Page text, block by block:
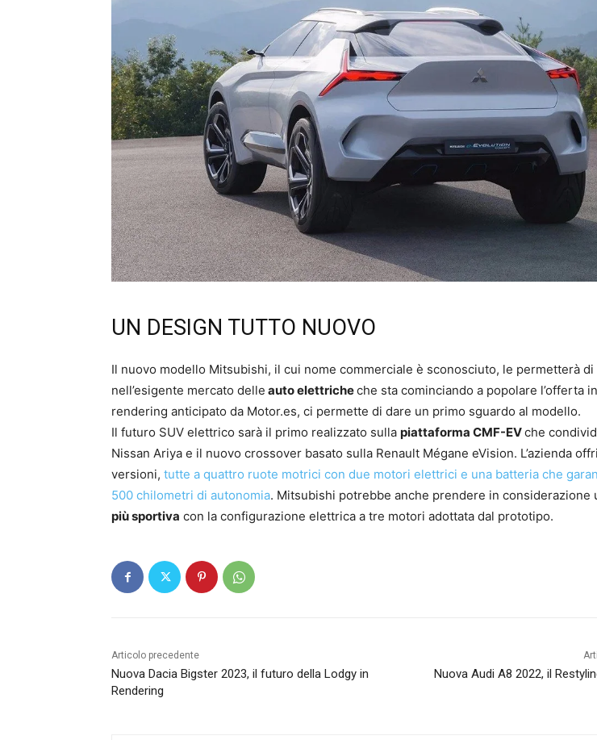
UN DESIGN TUTTO NUOVO
Il nuovo modello Mitsubishi, il cui nome commerciale è sconosciuto, le permetterà di
nell’esigente mercato delle auto elettricheche sta cominciando a popolare l’offerta
rendering anticipato da Motor.es, ci permette di dare un primo sguardo al modello.
Il futuro SUV elettrico sarà il primo realizzato sulla piattaforma CMF-EVche
Nissan Ariya e il nuovo crossover basato sulla Renault Mégane eVision. L’azienda
versioni, tutte a quattro ruote motrici con due motori elettrici e una batteria che
500 chilometri di autonomia. Mitsubishi potrebbe anche prendere in considerazione
più sportiva con la configurazione elettrica a tre motori adottata dal prototipo.
Articolo precedente
Nuova Dacia Bigster 2023, il futuro della Lodgy in
Rendering
Nuova Audi A8 2022, il